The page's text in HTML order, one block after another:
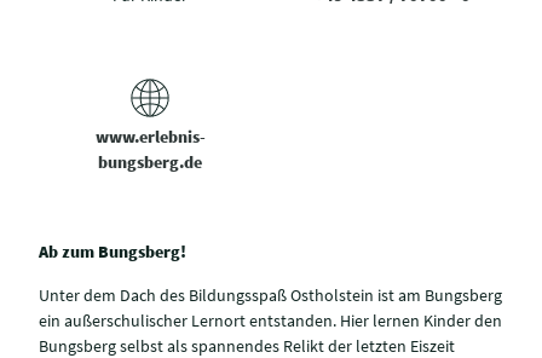
www.erlebnis-
bungsberg.de
Ab zum Bungsberg!
Unter dem Dach des Bildungsspaß Ostholstein ist am Bungsberg
ein außerschulischer Lernort entstanden. Hier lernen Kinder den
Bungsberg selbst als spannendes Relikt der letzten Eiszeit